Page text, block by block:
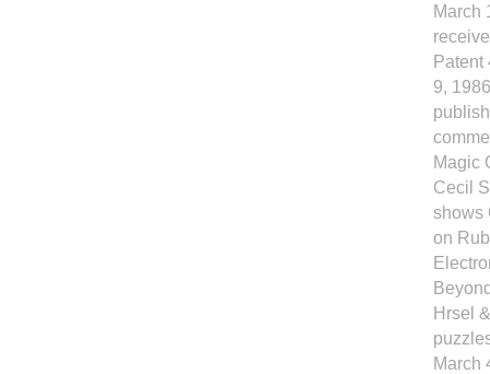
March
Patent
9,
Magic
Cecil
shows
on
Hrsel
March